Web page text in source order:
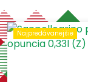
Najpredávanejšie